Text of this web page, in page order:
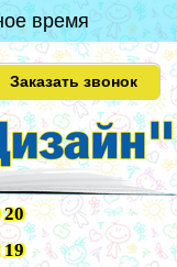
время
Заказать звонок
20
19